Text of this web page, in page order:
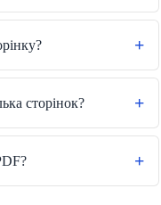
сторінок?